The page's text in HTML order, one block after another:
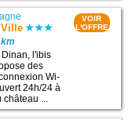
l'ibis
des
Wi-
24h/24 à
...
VOIR
L'OFFRE